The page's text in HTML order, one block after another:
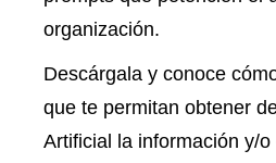
organización.
Descárgala y conoce
que te permitan obtener
Artificial la información y/